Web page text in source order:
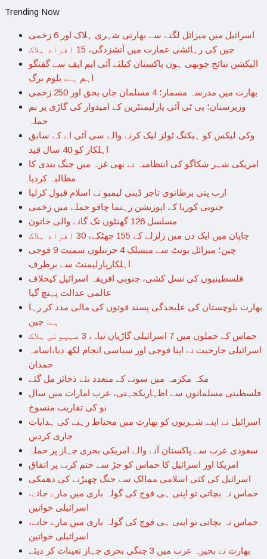
Trending Now
اسرائیل میں میزائل لگنے سے بھارتی شہری ہلاک اور 6 زخمی
چین کی رہائشی عمارت میں آتشزدگی، 15 افراد ہلاک
الیکشن نتائج جوبھی ہوں پاکستان کیلئے آئی ایم ایف سے گفتگو
اہم ہے، بلوم برگ
بھارت میں مدرسہ مسمار؛ 4 مسلمان جاں بحق اور 250 زخمی
وزیرستان؛ پی ٹی آئی پارلیمنٹرین کے امیدوار کی گاڑی پر بم
حملہ
وکی لیکس کو ہیکنگ ٹولز لیک کرنے والے سی آئی اے کے سابق
اہلکار کو 40 سال قید
امریکی شہر شکاگو کی انتظامیہ نے بھی غزہ میں جنگ بندی کا
مطالبہ کردیا
ارب پتی برطانوی تاجر ڈینی لیمبو نے اسلام قبول کرلیا
جنوبی کوریا کے اپوزیشن رہنما چاقو حملے میں زخمی
مسلسل 126 گھنٹوں تک گانے والی خاتون
جاپان میں ایک دن میں زلزلے کے 155 جھٹکے، 30 افراد ہلاک
چین؛ میزائل یونٹ سے منسلک 4 جرنیلوں سمیت 9 فوجی
اہلکارپارلیمنٹ سے برطرف
فلسطینیوں کی نسل کشی، جنوبی افریقہ اسرائیل کیخلاف
عالمی عدالت پہنچ گیا
بھارت بلوچستان کی علیحدگی پسند قوتوں کی مالی مدد کر رہا
ہے: چین
حماس کے حملوں میں 7 اسرائیلی گاڑیاں تباہ، 3 صہیونی ہلاک
اسرائیلی جارحیت نے اپنا فوجی اور سیاسی انجام لکھ دیا،اسامہ
حمدان
مکہ مکرمہ میں سونے کے متعدد نئے ذخائر مل گئے
فلسطینی مسلمانوں سے اظہاریکجہتی، عرب امارات میں سال
نو کی تقاریب منسوخ
اسرائیل نے اپنے شہریوں کو بھارت میں محتاط رہنے کی ہدایات
جاری کردیں
سعودی عرب سے پاکستان آنے والے امریکی بحری جہاز پر حملہ
امریکا اور اسرائیل کا حماس کو جڑ سے ختم کرنے پر اتفاق
اسرائیل کی کئی اسلامی ممالک سے جنگ چھیڑنے کی دھمکی
حماس نہ بچاتی تو اپنی ہی فوج کی گولہ باری میں مارے جاتے،
اسرائیلی خواتین
حماس نہ بچاتی تو اپنی ہی فوج کی گولہ باری میں مارے جاتے،
اسرائیلی خواتین
بھارت نے بحیرہ عرب میں 3 جنگی بحری جہاز تعینات کر دیئے